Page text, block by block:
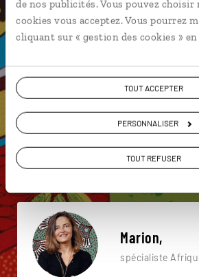
de nos publicités. Vous pouvez
cookies vous acceptez. Vous pourrez
cliquant sur « gestion des cookies » en
TOUT ACCEPTER
PERSONNALISER
TOUT REFUSER
Baleine Cap de Bonne Espérance
Camdeboo National Park Cradock
Boulders Beach
Marion,
spécialiste